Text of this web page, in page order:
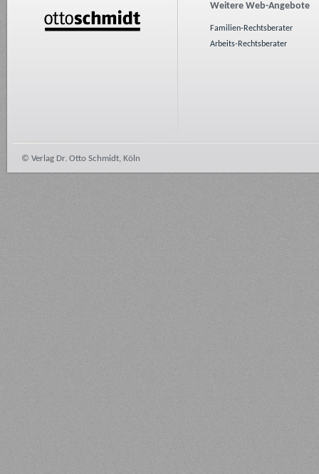
Weitere Web-Angebote
Familien-Rechtsberater
Arbeits-Rechtsberater
© Verlag Dr. Otto Schmidt, Köln